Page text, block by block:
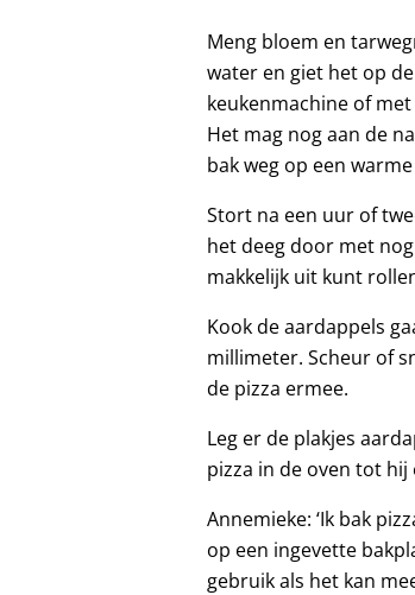
Meng bloem en
water en giet het op
keukenmachine of
Het mag nog aan de
bak weg op een
Stort na een uur of
het deeg door met
makkelijk uit kunt
Kook de aardappels
millimeter. Scheur of
de pizza ermee.
Leg er de plakjes
pizza in de oven tot
Annemieke: ‘Ik bak
op een ingevette
gebruik als het kan